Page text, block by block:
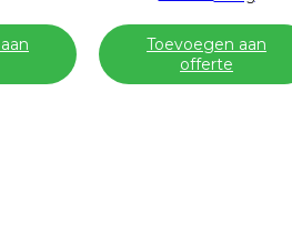
Toevoegen aan
offerte